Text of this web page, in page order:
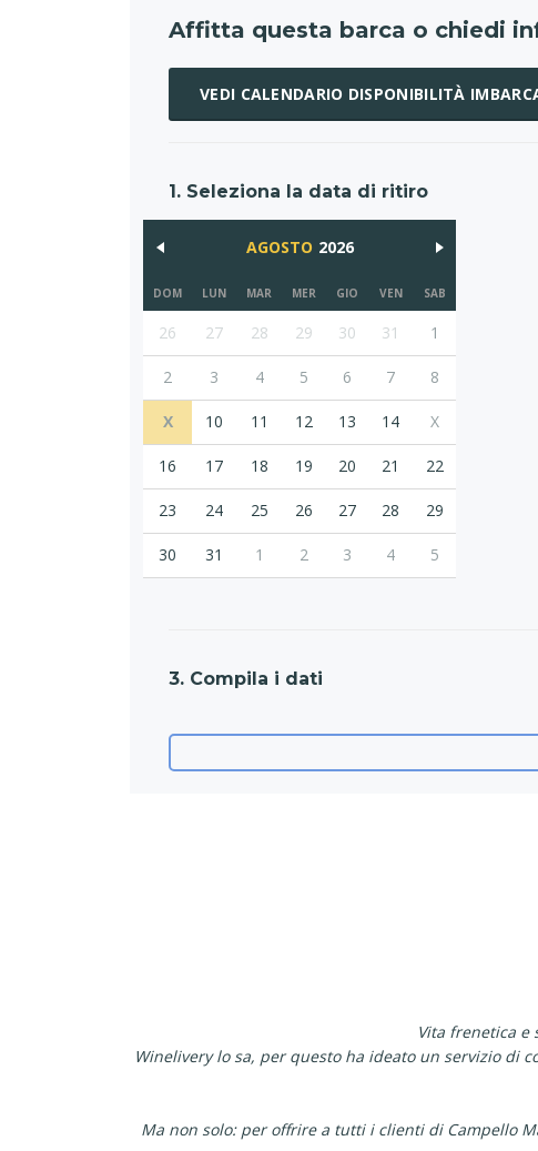
Affitta questa barca o chiedi
VEDI CALENDARIO DISPONIBILITÀ
1. Seleziona la data di ritiro
AGOSTO 2026
DOM LUN MAR MER GIO VEN SAB
26 27 28 29 30 31 1
2 3 4 5 6 7 8
X 10 11 12 13 14 X
16 17 18 19 20 21 22
23 24 25 26 27 28 29
30 31 1 2 3 4 5
3. Compila i dati
Vita frenetica e
Winelivery lo sa, per questo ha ideato un servizio di
Ma non solo: per offrire a tutti i clienti di Campello